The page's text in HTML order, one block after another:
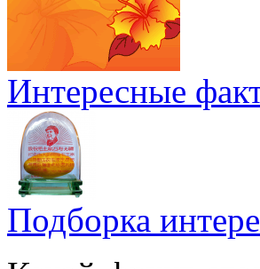
Интересные
Подборка